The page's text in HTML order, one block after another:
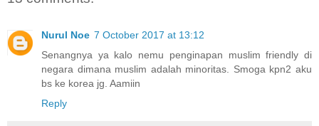
Nurul Noe 7 October 2017 at 13:12
Senangnya ya kalo nemu penginapan muslim friendly di
negara dimana muslim adalah minoritas. Smoga kpn2 aku
bs ke korea jg. Aamiin
Reply